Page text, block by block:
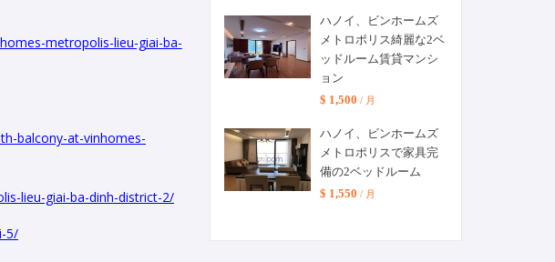
metropolis-lieu-giai-ba-
balcony-at-vinhomes-
lieu-giai-ba-dinh-district-2/
5/
ハノイ、ビンホームズ
メトロポリス綺麗な2ベ
ッドルーム賃貸マンシ
ョン
$ 1,500 / 月
ハノイ、ビンホームズ
メトロポリスで家具完
備の2ベッドルーム
$ 1,550 / 月